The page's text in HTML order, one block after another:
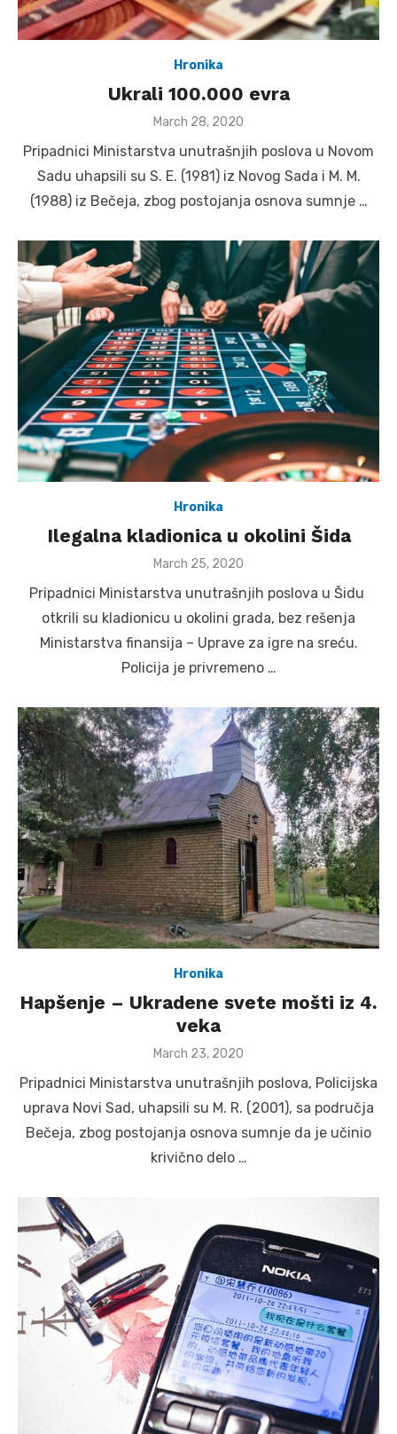
Hronika
Ukrali 100.000 evra
Posted
March 28, 2020
Pripadnici Ministarstva unutrašnjih poslova u Novom
Sadu uhapsili su S. E. (1981) iz Novog Sada i M. M.
(1988) iz Bečeja, zbog postojanja osnova sumnje …
Hronika
Ilegalna kladionica u okolini Šida
Posted
March 25, 2020
Pripadnici Ministarstva unutrašnjih poslova u Šidu
otkrili su kladionicu u okolini grada, bez rešenja
Ministarstva finansija – Uprave za igre na sreću.
Policija je privremeno …
Hronika
Hapšenje – Ukradene svete mošti iz 4.
veka
Posted
March 23, 2020
Pripadnici Ministarstva unutrašnjih poslova, Policijska
uprava Novi Sad, uhapsili su M. R. (2001), sa područja
Bečeja, zbog postojanja osnova sumnje da je učinio
krivično delo …